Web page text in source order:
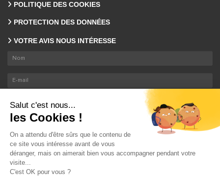
POLITIQUE DES COOKIES
PROTECTION DES DONNÉES
VOTRE AVIS NOUS INTÉRESSE